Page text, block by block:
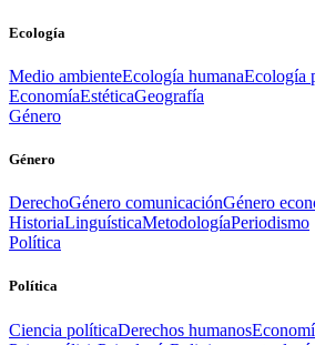
Ecología
Medio ambienteEcología humanaEcología
EconomíaEstéticaGeografía
Género
Género
DerechoGénero comunicaciónGénero
HistoriaLinguísticaMetodologíaPeriodismo
Política
Política
Ciencia políticaDerechos humanos